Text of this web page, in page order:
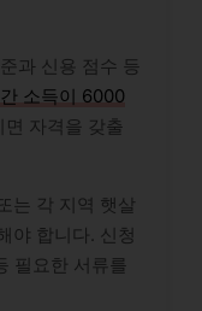
과 신용 점수 등
소득이 6000
면 자격을 갖출
는 각 지역 햇살
야 합니다. 신청
필요한 서류를